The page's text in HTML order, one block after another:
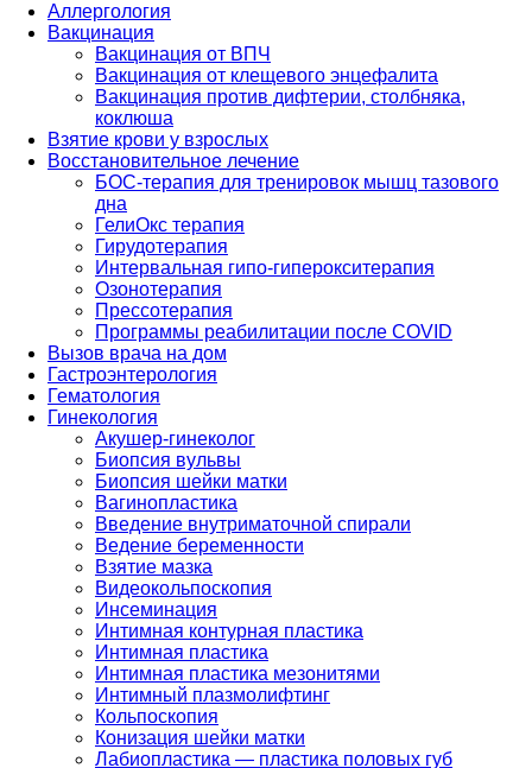
Аллергология
Вакцинация
Вакцинация от ВПЧ
Вакцинация от клещевого энцефалита
Вакцинация против дифтерии, столбняка,
коклюша
Взятие крови у взрослых
Восстановительное лечение
БОС-терапия для тренировок мышц тазового
дна
ГелиОкс терапия
Гирудотерапия
Интервальная гипо-гиперокситерапия
Озонотерапия
Прессотерапия
Программы реабилитации после СOVID
Вызов врача на дом
Гастроэнтерология
Гематология
Гинекология
Акушер-гинеколог
Биопсия вульвы
Биопсия шейки матки
Вагинопластика
Введение внутриматочной спирали
Ведение беременности
Взятие мазка
Видеокольпоскопия
Инсеминация
Интимная контурная пластика
Интимная пластика
Интимная пластика мезонитями
Интимный плазмолифтинг
Кольпоскопия
Конизация шейки матки
Лабиопластика — пластика половых губ